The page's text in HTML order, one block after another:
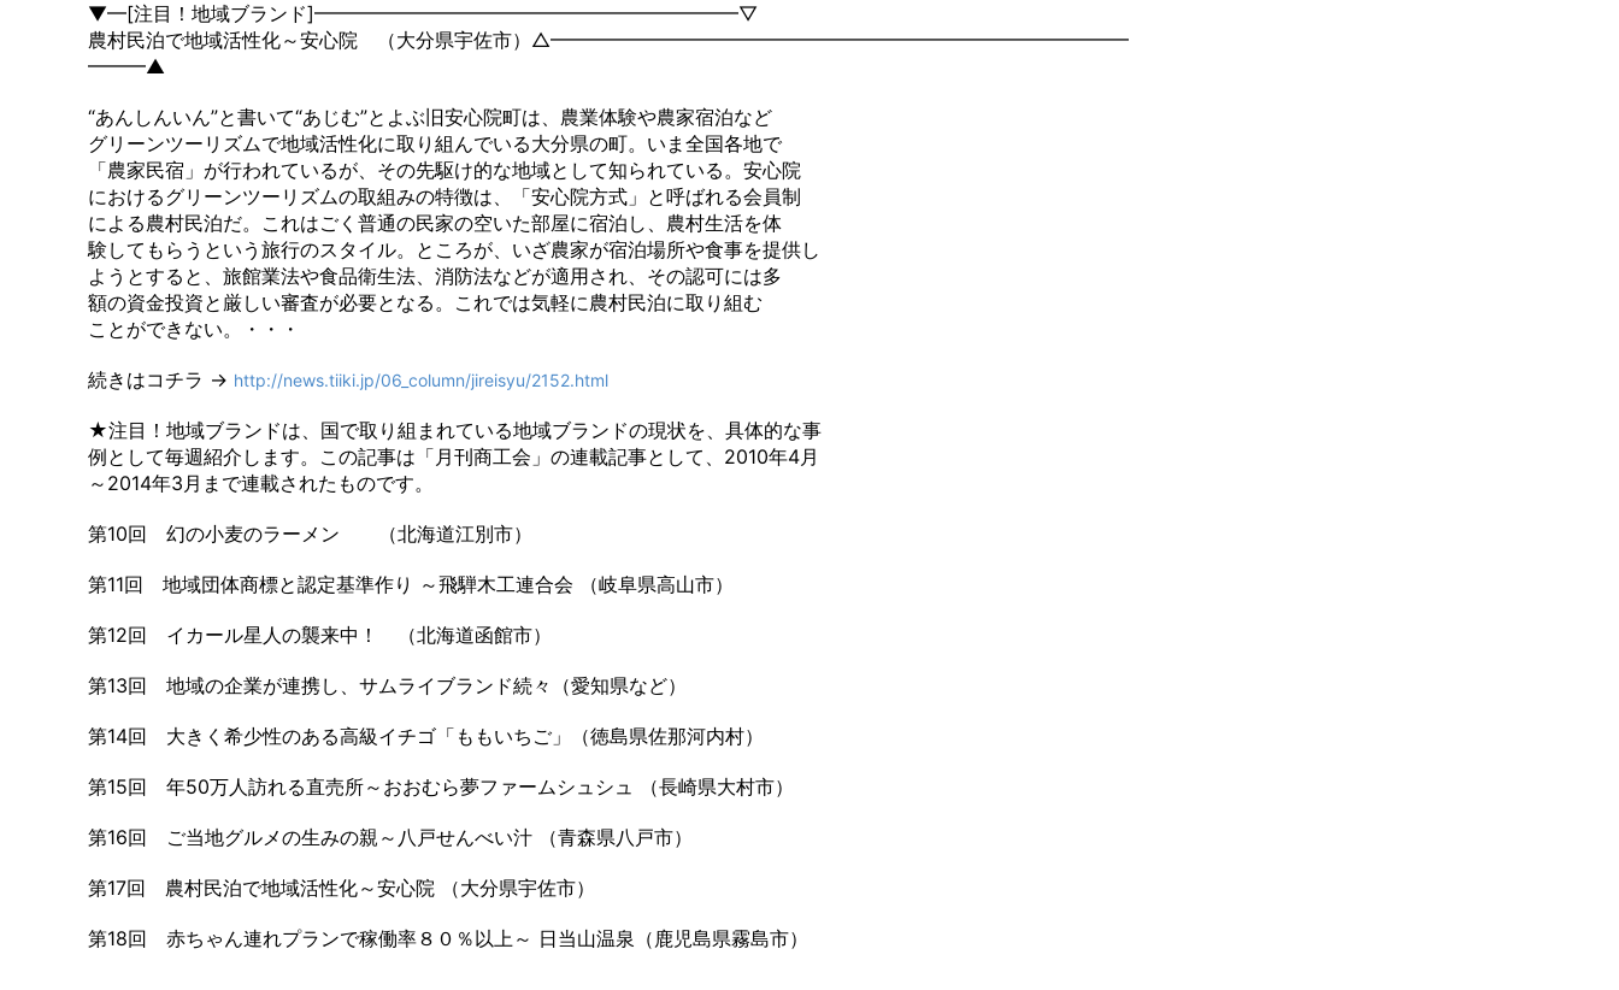
▼━[注目！地域ブランド]━━━━━━━━━━━━━━━━━━━━━━▽
農村民泊で地域活性化～安心院 （大分県宇佐市）△━━━━━━━━━━━━━━━━━━━━━━━━━━━━━━
━━━▲
“あんしんいん”と書いて“あじむ”とよぶ旧安心院町は、農業体験や農家宿泊など
グリーンツーリズムで地域活性化に取り組んでいる大分県の町。いま全国各地で
「農家民宿」が行われているが、その先駆け的な地域として知られている。安心院
におけるグリーンツーリズムの取組みの特徴は、「安心院方式」と呼ばれる会員制
による農村民泊だ。これはごく普通の民家の空いた部屋に宿泊し、農村生活を体
験してもらうという旅行のスタイル。ところが、いざ農家が宿泊場所や食事を提供し
ようとすると、旅館業法や食品衛生法、消防法などが適用され、その認可には多
額の資金投資と厳しい審査が必要となる。これでは気軽に農村民泊に取り組む
ことができない。・・・
続きはコチラ → http://news.tiiki.jp/06_column/jireisyu/2152.html
★注目！地域ブランドは、国で取り組まれている地域ブランドの現状を、具体的な事
例として毎週紹介します。この記事は「月刊商工会」の連載記事として、2010年4月
～2014年3月まで連載されたものです。
第10回 幻の小麦のラーメン （北海道江別市）
第11回 地域団体商標と認定基準作り ～飛騨木工連合会 （岐阜県高山市）
第12回 イカール星人の襲来中！ （北海道函館市）
第13回 地域の企業が連携し、サムライブランド続々（愛知県など）
第14回 大きく希少性のある高級イチゴ「ももいちご」（徳島県佐那河内村）
第15回 年50万人訪れる直売所～おおむら夢ファームシュシュ （長崎県大村市）
第16回 ご当地グルメの生みの親～八戸せんべい汁 （青森県八戸市）
第17回 農村民泊で地域活性化～安心院 （大分県宇佐市）
第18回 赤ちゃん連れプランで稼働率８０％以上～ 日当山温泉（鹿児島県霧島市）